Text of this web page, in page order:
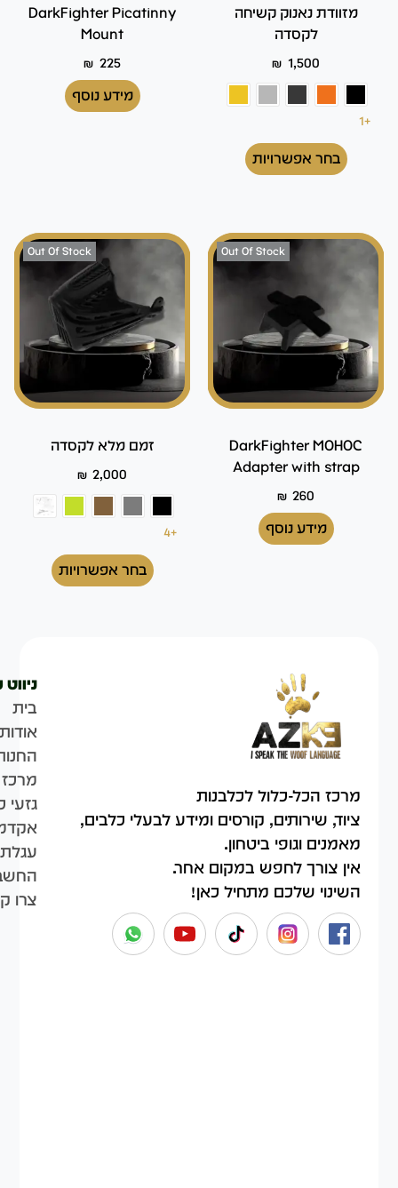
מזוודת נאנוק קשיחה
לקסדה
₪ 1,500
+1
בחר אפשרויות
DarkFighter Picatinny
Mount
₪ 225
מידע נוסף
Out Of Stock
DarkFighter MOHOC
Adapter with strap
₪ 260
מידע נוסף
Out Of Stock
זמם מלא לקסדה
₪ 2,000
+4
בחר אפשרויות
מרכז הכל-כלול לכלבנות
ציוד, שירותים, קורסים ומידע לבעלי כלבים,
מאמנים וגופי ביטחון.
אין צורך לחפש במקום אחר.
השינוי שלכם מתחיל כאן!
בית
אודות
גזעי
עגלת
צרו